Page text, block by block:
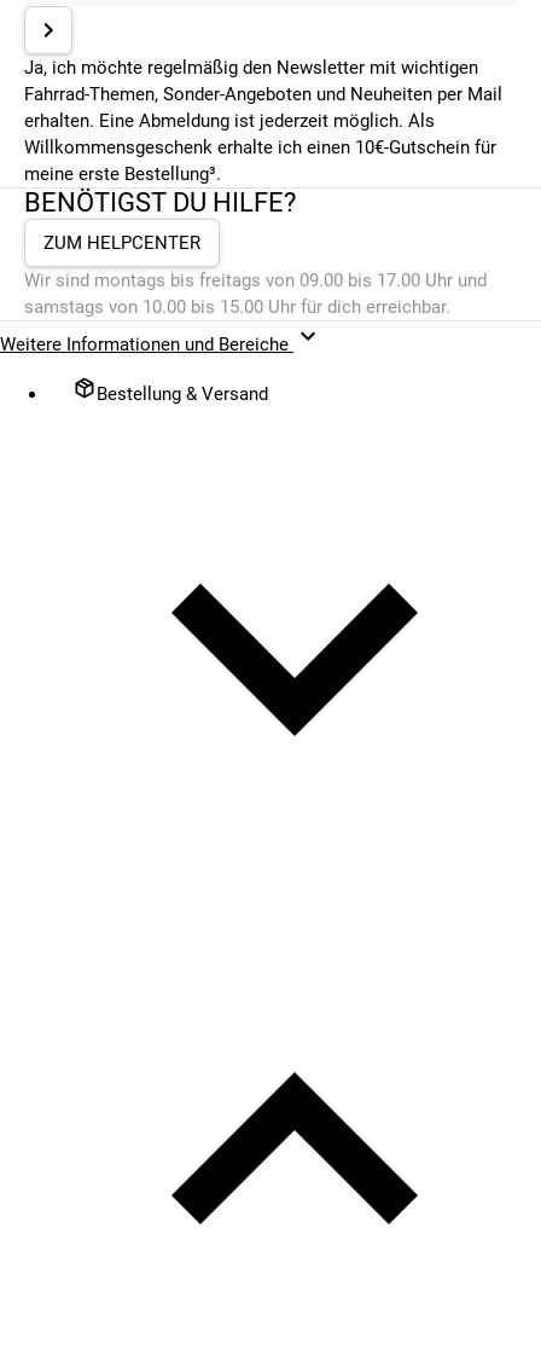
Ja, ich möchte regelmäßig den Newsletter mit wichtigen
Fahrrad-Themen, Sonder-Angeboten und Neuheiten per Mail
erhalten. Eine Abmeldung ist jederzeit möglich. Als
Willkommensgeschenk erhalte ich einen 10€-Gutschein für
meine erste Bestellung³.
BENÖTIGST DU HILFE?
ZUM HELPCENTER
Wir sind montags bis freitags von 09.00 bis 17.00 Uhr und
samstags von 10.00 bis 15.00 Uhr für dich erreichbar.
Weitere Informationen und Bereiche
Bestellung & Versand